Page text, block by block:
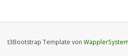
t3Bootstrap Template von